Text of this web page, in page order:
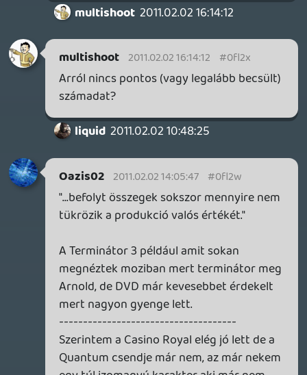
backstab 2011.02.02 08:41:22
backstab 2011.02.02 08:41:22 #0fl2r
Ennek tükrében különösen érthetetlen a
Bizarre menesztése. Ha a Blood Stone
megbukott volna, aszondom, megértem.
Nem is arról van szó, hanem a közönség
részéről tapasztalt érdeklődésről.
Doom 2011.02.02 01:04:58
Szerintem nem egy példát lehetne sorolni
akár filmekből, vagy játékokból, hogy az
eladott példányszámok, illetve befolyt
összegek sokszor mennyire nem tükrözik
a produkció valós értékét.
Adibadi 2011.02.01 23:45:49
Adibadi 2011.02.01 23:45:49